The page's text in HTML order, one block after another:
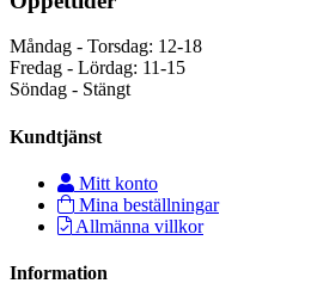
Måndag - Torsdag: 12-18
Fredag - Lördag: 11-15
Söndag - Stängt
Kundtjänst
Mitt konto
Mina beställningar
Allmänna villkor
Information